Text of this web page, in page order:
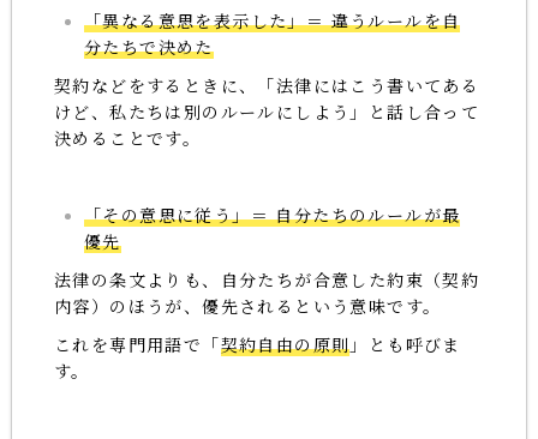
「異なる意思を表示した」＝ 違うルールを自
分たちで決めた
契約などをするときに、「法律にはこう書いてある
けど、私たちは別のルールにしよう」と話し合って
決めることです。
「その意思に従う」＝ 自分たちのルールが最
優先
法律の条文よりも、自分たちが合意した約束（契約
内容）のほうが、優先されるという意味です。
これを専門用語で「契約自由の原則 」とも呼びま
す。